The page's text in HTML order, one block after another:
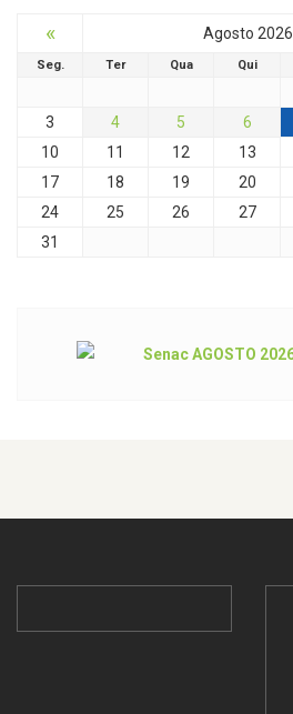
« Agosto 2026
Seg. Ter Qua Qui
3
4 5 6
10
11 12 13
17
18 19 20
24
25 26 27
31